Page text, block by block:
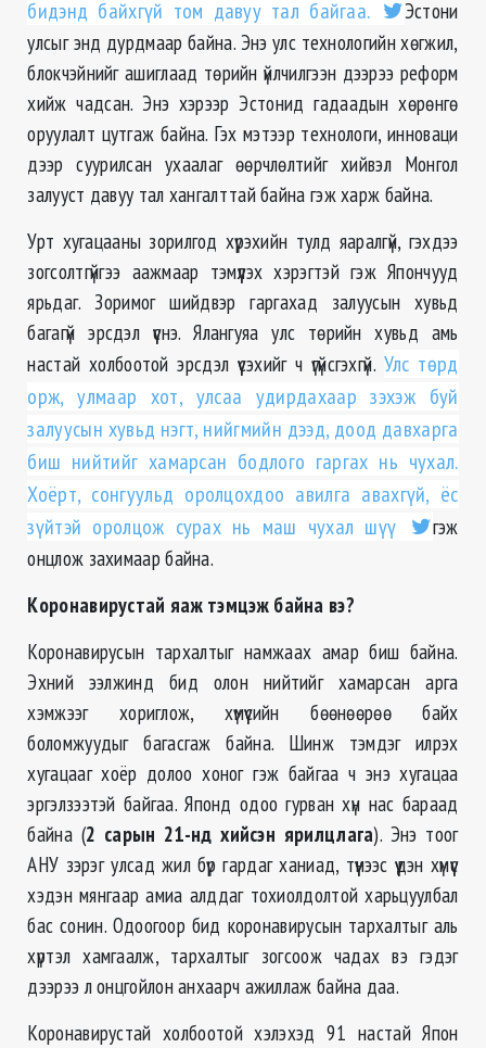
бидэнд байхгүй том давуу тал байгаа.
Эстони
улсыг энд дурдмаар байна. Энэ улс технологийн хөгжил,
блокчэйнийг ашиглаад төрийн үйлчилгээн дээрээ реформ
хийж чадсан. Энэ хэрээр Эстонид гадаадын хөрөнгө
оруулалт цутгаж байна. Гэх мэтээр технологи, инноваци
дээр суурилсан ухаалаг өөрчлөлтийг хийвэл Монгол
залууст давуу тал хангалттай байна гэж харж байна.
Урт хугацааны зорилгод хүрэхийн тулд яаралгүй, гэхдээ
зогсолтгүйгээ аажмаар тэмүүлэх хэрэгтэй гэж Япончууд
ярьдаг. Зоримог шийдвэр гаргахад залуусын хувьд
багагүй эрсдэл үүснэ. Ялангуяа улс төрийн хувьд амь
настай холбоотой эрсдэл үүсэхийг ч үгүйсгэхгүй. Улс төрд
орж, улмаар хот, улсаа удирдахаар зэхэж буй
залуусын хувьд нэгт, нийгмийн дээд, доод давхарга
биш нийтийг хамарсан бодлого гаргах нь чухал.
Хоёрт, сонгуульд оролцохдоо авилга авахгүй, ёс
зүйтэй оролцож сурах нь маш чухал шүү
гэж
онцлож захимаар байна.
Коронавирустай яаж тэмцэж байна вэ?
Коронавирусын тархалтыг намжаах амар биш байна.
Эхний ээлжинд бид олон нийтийг хамарсан арга
хэмжээг хориглож, хүмүүсийн бөөнөөрөө байх
боломжуудыг багасгаж байна. Шинж тэмдэг илрэх
хугацааг хоёр долоо хоног гэж байгаа ч энэ хугацаа
эргэлзээтэй байгаа. Японд одоо гурван хүн нас бараад
байна (2 сарын 21-нд хийсэн ярилцлага). Энэ тоог
АНУ зэрэг улсад жил бүр гардаг ханиад, түүнээс үүдэн хүмүүс
хэдэн мянгаар амиа алддаг тохиолдолтой харьцуулбал
бас сонин. Одоогоор бид коронавирусын тархалтыг аль
хүртэл хамгаалж, тархалтыг зогсоож чадах вэ гэдэг
дээрээ л онцгойлон анхаарч ажиллаж байна даа.
Коронавирустай холбоотой хэлэхэд 91 настай Япон